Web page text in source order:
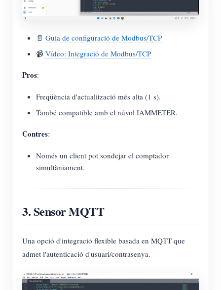
📄 Guia de configuració de Modbus/TCP
📹 Vídeo: Integració de Modbus/TCP
Pros:
Freqüència d'actualització més alta (1 s).
També compatible amb el núvol IAMMETER.
Contres:
Només un client pot sondejar el comptador
simultàniament.
3. Sensor MQTT
Una opció d'integració flexible basada en MQTT que
admet l'autenticació d'usuari/contrasenya.